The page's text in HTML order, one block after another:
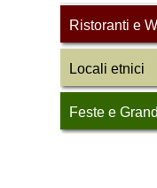
Ristoranti e
Locali etnici
Feste e